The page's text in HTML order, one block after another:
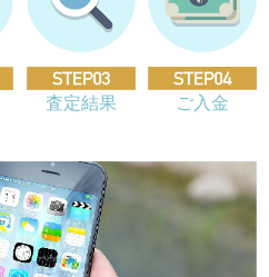
査定結果 ご入金